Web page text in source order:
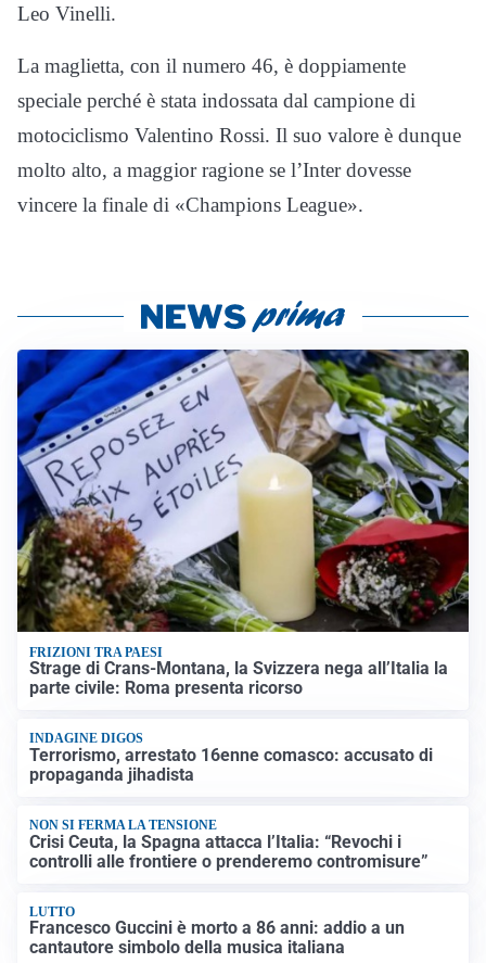
Leo Vinelli.
La maglietta, con il numero 46, è doppiamente
speciale perché è stata indossata dal campione di
motociclismo Valentino Rossi. Il suo valore è dunque
molto alto, a maggior ragione se l’Inter dovesse
vincere la finale di «Champions League».
FRIZIONI TRA PAESI
Strage di Crans-Montana, la Svizzera nega all’Italia la
parte civile: Roma presenta ricorso
INDAGINE DIGOS
Terrorismo, arrestato 16enne comasco: accusato di
propaganda jihadista
NON SI FERMA LA TENSIONE
Crisi Ceuta, la Spagna attacca l’Italia: “Revochi i
controlli alle frontiere o prenderemo contromisure”
LUTTO
Francesco Guccini è morto a 86 anni: addio a un
cantautore simbolo della musica italiana